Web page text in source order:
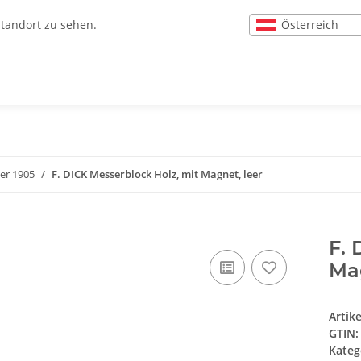
zu sehen. Österreich
1905 F. DICK Messerblock Holz, mit Magnet, leer
F.
GTIN: